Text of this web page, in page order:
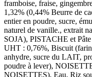
framboise, fraise,
1,32% (0,44% Beurre de
entier en poudre, sucre,
naturel de vanille., extrait
SOJA), PISTACHE et
UHT : 0,76%, Biscuit
anhydre, sucre du LAIT,
poudre à lever),
NOISETTES), Eau, Riz